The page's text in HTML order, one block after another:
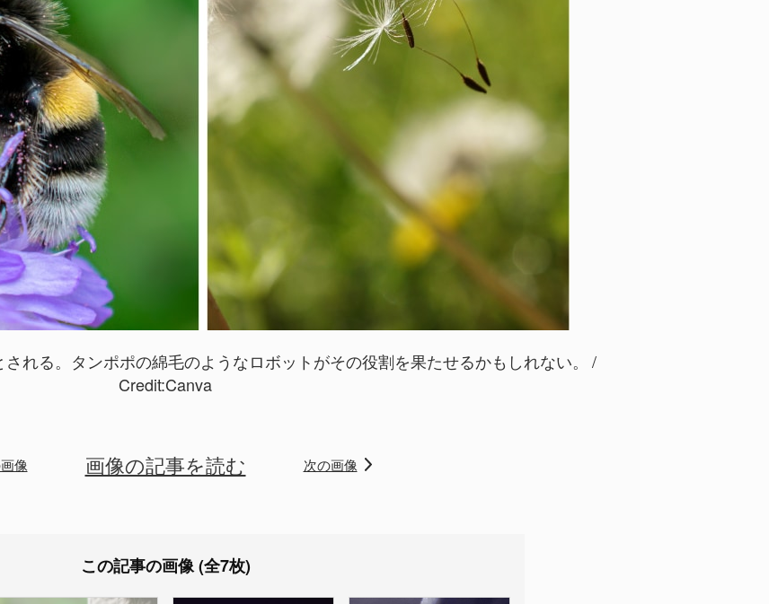
れる。タンポポの綿毛のようなロボットがその役割を果たせるかもしれない。
Credit:Canva
像 画像の記事を読む 次の画像
この記事の画像 (全7枚)